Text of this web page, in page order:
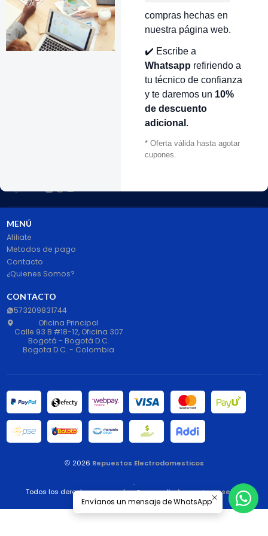
compras hechas en
nuestra página web.
✔️ Escribe a
Whatsapp refiriendo a
tu técnico de confianza
y te daremos un 10%
de descuento
adicional .
* Oferta válida hasta agotar
cupones.
VOLVER ARRIBA
MENÚ
Afiliate
Metodos de pago
Contacto
¿Quienes Somos?
CONTACTO
573209831744
Oficina Principal
Calle 93 B #18-12, Oficina 307
Bogotá - Bogotá D.C.
Bogota D.C. - Colombia
2026 Repuestos Electrodomesticos
.
Todos los derechos reservados.Desarrollado por Jumpseller.
Envíanos un mensaje de WhatsApp